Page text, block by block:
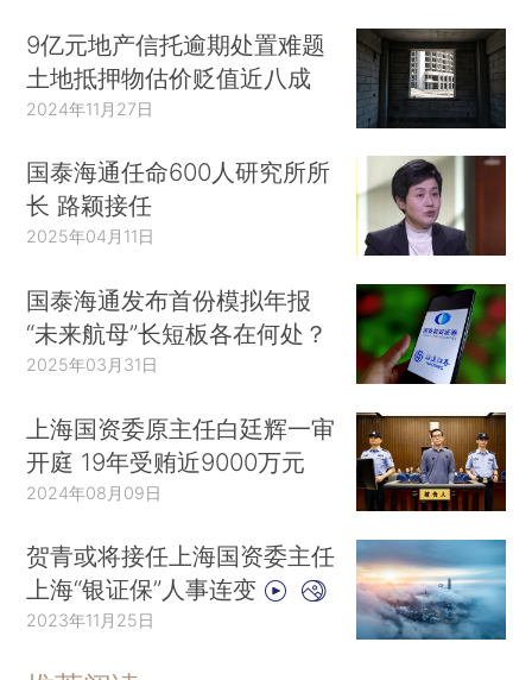
9亿元地产信托逾期处置难题
土地抵押物估价贬值近八成
2024年11月27日
国泰海通任命600人研究所所
长 路颖接任
2025年04月11日
国泰海通发布首份模拟年报
“未来航母”长短板各在何处？
2025年03月31日
上海国资委原主任白廷辉一审
开庭 19年受贿近9000万元
2024年08月09日
贺青或将接任上海国资委主任
上海“银证保”人事连变
2023年11月25日